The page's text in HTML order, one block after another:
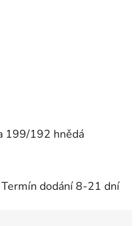
199/192 hnědá
Termín dodání 8-21 dní